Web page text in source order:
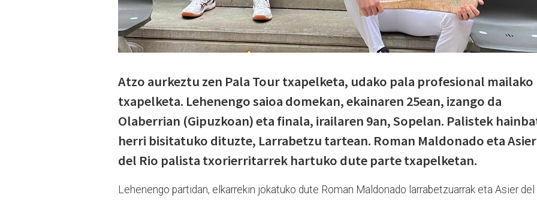
Atzo aurkeztu zen Pala Tour txapelketa, udako pala profesional mailako
txapelketa. Lehenengo saioa domekan, ekainaren 25ean, izango da
Olaberrian (Gipuzkoan) eta finala, irailaren 9an, Sopelan. Palistek
herri bisitatuko dituzte, Larrabetzu tartean. Roman Maldonado eta Asier
del Rio palista txorierritarrek hartuko dute parte txapelketan.
Lehenengo partidan, elkarrekin jokatuko dute Roman Maldonado larrabetzuarrak eta Asier del